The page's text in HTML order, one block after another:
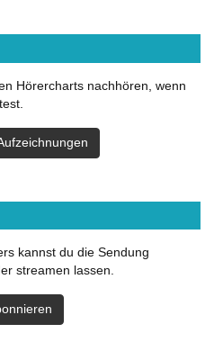
Hörercharts nachhören, wenn
kannst du die Sendung
streamen lassen.